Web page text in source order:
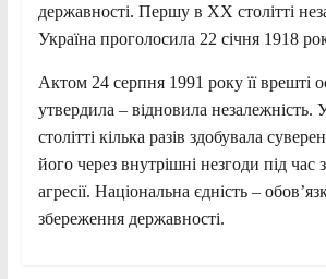
державності. Першу в ХХ столітті
Україна проголосила 22 січня 1918
Актом 24 серпня 1991 року її врешті
утвердила – відновила незалежність.
столітті кілька разів здобувала
його через внутрішні незгоди під час
агресії. Національна єдність –
збереження державності.